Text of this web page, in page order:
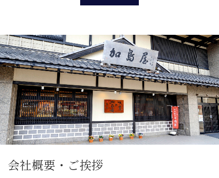
会社概要・ご挨拶